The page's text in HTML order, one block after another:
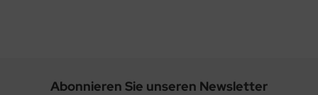
Abonnieren Sie unseren Newsletter